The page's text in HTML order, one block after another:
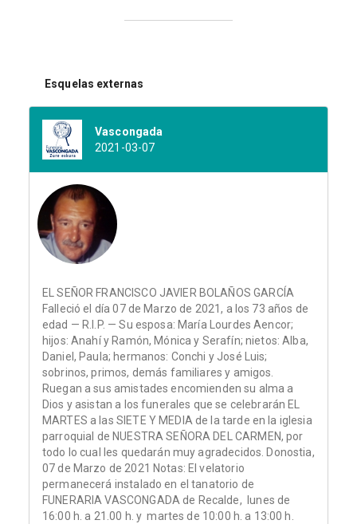
Esquelas externas
Vascongada
2021-03-07
EL SEÑOR FRANCISCO JAVIER BOLAÑOS GARCÍA
Falleció el día 07 de Marzo de 2021, a los 73 años de
edad — R.I.P. — Su esposa: María Lourdes Aencor;
hijos: Anahí y Ramón, Mónica y Serafín; nietos: Alba,
Daniel, Paula; hermanos: Conchi y José Luis;
sobrinos, primos, demás familiares y amigos.
Ruegan a sus amistades encomienden su alma a
Dios y asistan a los funerales que se celebrarán EL
MARTES a las SIETE Y MEDIA de la tarde en la iglesia
parroquial de NUESTRA SEÑORA DEL CARMEN, por
todo lo cual les quedarán muy agradecidos. Donostia,
07 de Marzo de 2021 Notas: El velatorio
permanecerá instalado en el tanatorio de
FUNERARIA VASCONGADA de Recalde, lunes de
16:00 h. a 21.00 h. y martes de 10:00 h. a 13:00 h.